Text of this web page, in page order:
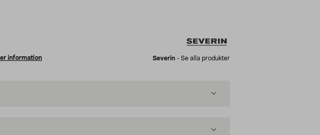
information Severin - Se alla produkter